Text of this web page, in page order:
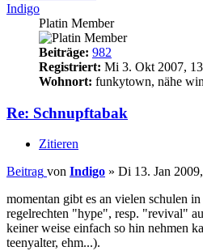
Indigo
Platin Member
Beiträge: 982
Registriert: Mi 3. Okt 2007,
Wohnort: funkytown, nähe
Re: Schnupftabak
Zitieren
Beitrag von Indigo » Di 13. Jan
momentan gibt es an vielen schulen
regelrechten "hype", resp. "revival"
keiner weise einfach so hin nehmen
teenyalter, ehm...).